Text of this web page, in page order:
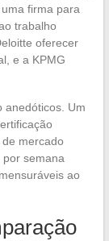
firma para
trabalho
oferecer
e a KPMG
anedóticos. Um
mercado
semana
ao